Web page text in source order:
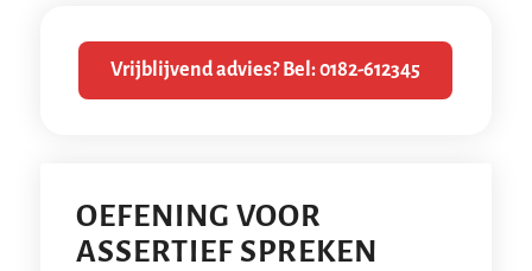
Vrijblijvend advies? Bel: 0182-612345
OEFENING VOOR
ASSERTIEF SPREKEN